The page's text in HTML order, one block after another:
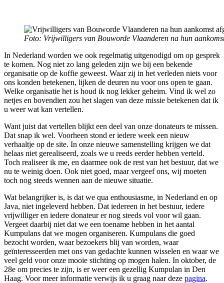
Foto: Vrijwilligers van Bouworde Vlaanderen na hun
In Nederland worden we ook regelmatig uitgenodigd om op gesprek
te komen. Nog niet zo lang geleden zijn we bij een bekende
organisatie op de koffie geweest. Waar zij in het verleden niets voor
ons konden betekenen, lijken de deuren nu voor ons open te gaan.
Welke organisatie het is houd ik nog lekker geheim. Vind ik wel zo
netjes en bovendien zou het slagen van deze missie betekenen dat ik
u weer wat kan vertellen.
Want juist dat vertellen blijkt een deel van onze donateurs te missen.
Dat snap ik wel. Voorheen stond er iedere week een nieuw
verhaaltje op de site. In onze nieuwe samenstelling krijgen we dat
helaas niet gerealiseerd, zoals we u reeds eerder hebben verteld.
Toch realiseer ik me, en daarmee ook de rest van het bestuur, dat we
nu te weinig doen. Ook niet goed, maar vergeef ons, wij moeten
toch nog steeds wennen aan de nieuwe situatie.
Wat belangrijker is, is dat we qua enthousiasme, in Nederland en op
Java, niet ingeleverd hebben. Dat iedereen in het bestuur, iedere
vrijwilliger en iedere donateur er nog steeds vol voor wil gaan.
Vergeet daarbij niet dat we een toename hebben in het aantal
Kumpulans dat we mogen organiseren. Kumpulans die goed
bezocht worden, waar bezoekers blij van worden, waar
geïnteresseerden met ons van gedachte kunnen wisselen en waar we
veel geld voor onze mooie stichting op mogen halen. In oktober, de
28e om precies te zijn, is er weer een gezellig Kumpulan in Den
Haag. Voor meer informatie verwijs ik u graag naar deze pagina.